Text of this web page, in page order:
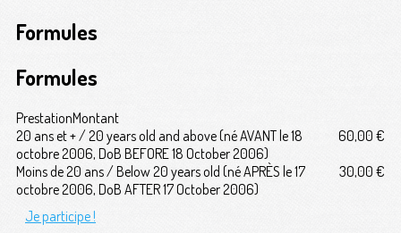
Formules
Formules
PrestationMontant
20 ans et + / 20 years old and above (né AVANT le 18
octobre 2006, DoB BEFORE 18 October 2006)
60,00 €
Moins de 20 ans / Below 20 years old (né APRÈS le 17
octobre 2006, DoB AFTER 17 October 2006)
30,00 €
Je participe !